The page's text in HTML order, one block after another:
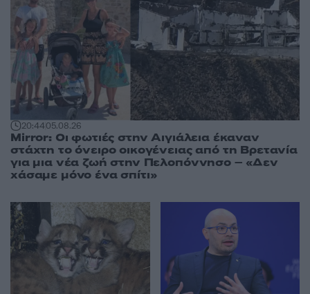
20:4405.08.26
Mirror: Οι φωτιές στην Αιγιάλεια έκαναν
στάχτη το όνειρο οικογένειας από τη Βρετανία
για μια νέα ζωή στην Πελοπόννησο – «Δεν
χάσαμε μόνο ένα σπίτι»